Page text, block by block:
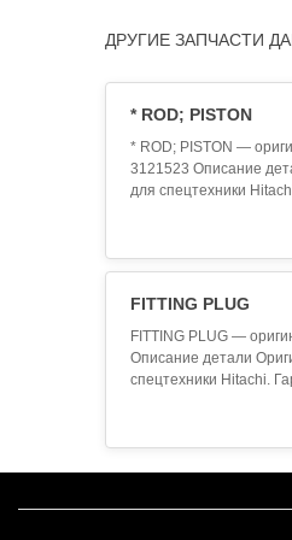
ДРУГИЕ ЗАПЧАСТИ
* ROD; PISTON
* ROD; PISTON —
3121523 Описание
для спецтехники
характеристики Производитель: Hitachi Артикул (SKU):
3121523
Гидроцилиндры ..
FITTING PLUG
FITTING PLUG —
Описание детали
спецтехники Hitachi.
Производитель: